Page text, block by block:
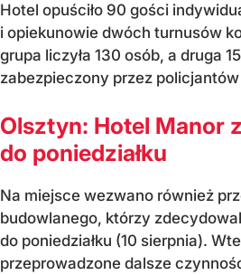
Hotel opuściło 90 gości
i opiekunowie dwóch turnusów
grupa liczyła 130 osób, a druga
zabezpieczony przez
Olsztyn: Hotel Manor
do poniedziałku
Na miejsce wezwano również
budowlanego, którzy
do poniedziałku (10 sierpnia).
przeprowadzone dalsze